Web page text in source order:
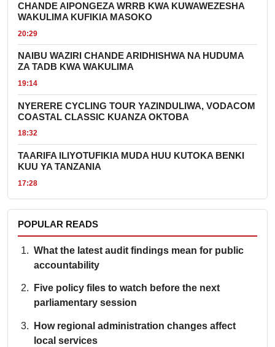
CHANDE AIPONGEZA WRRB KWA KUWAWEZESHA
WAKULIMA KUFIKIA MASOKO
20:29
NAIBU WAZIRI CHANDE ARIDHISHWA NA HUDUMA
ZA TADB KWA WAKULIMA
19:14
NYERERE CYCLING TOUR YAZINDULIWA, VODACOM
COASTAL CLASSIC KUANZA OKTOBA
18:32
TAARIFA ILIYOTUFIKIA MUDA HUU KUTOKA BENKI
KUU YA TANZANIA
17:28
POPULAR READS
What the latest audit findings mean for public
accountability
Five policy files to watch before the next
parliamentary session
How regional administration changes affect
local services